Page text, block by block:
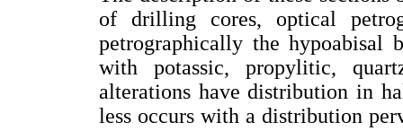
of drilling cores, optical
petrographically the hypoabisal
with potassic, propylitic,
alterations have distribution in
less occurs with a distribution